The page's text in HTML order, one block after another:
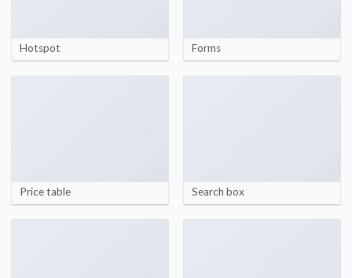
Hotspot Forms
Price table Search box